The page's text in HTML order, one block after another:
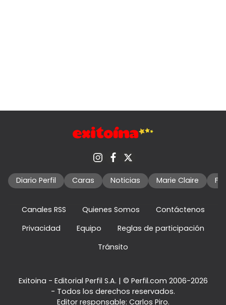
Diario Perfil Caras Noticias Marie Claire
Canales RSS Quienes Somos
Contáctenos
Privacidad
Equipo
Reglas de participación
Tránsito
Exitoina - Editorial Perfil S.A. | © Perfil.com 2006-2026
- Todos los derechos reservados.
Editor responsable: Carlos Piro.